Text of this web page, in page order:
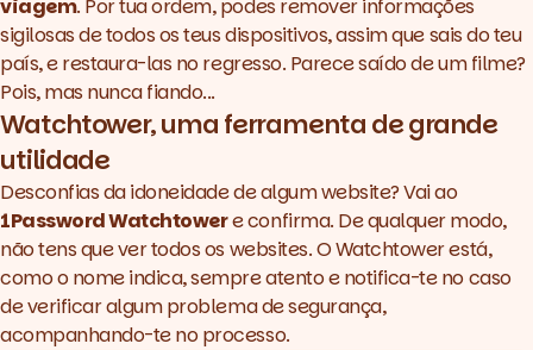
viagem. Por tua ordem, podes remover informações
sigilosas de todos os teus dispositivos, assim que sais do teu
país, e restaura-las no regresso. Parece saído de um filme?
Pois, mas nunca fiando...
Watchtower, uma ferramenta de grande
utilidade
Desconfias da idoneidade de algumwebsite? Vai ao
1Password Watchtowere confirma. De qualquer modo,
não tens que ver todos os websites. O Watchtower está,
como o nome indica, sempre atento e notifica-te no caso
de verificar algum problema de segurança,
acompanhando-te no processo.